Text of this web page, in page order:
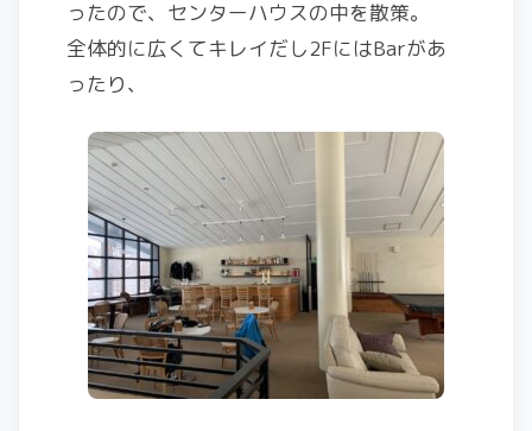
ったので、センターハウスの中を散策。
全体的に広くてキレイだし2FにはBarがあ
ったり、